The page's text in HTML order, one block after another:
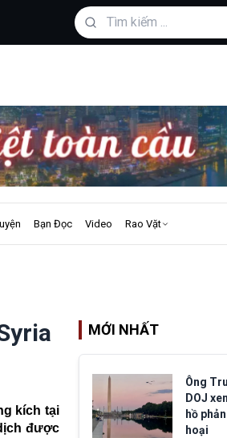
Bạn Đọc Video Rao Vặt
kích tại
được
MỚI NHẤT
Ông
DOJ
hồ
hoại